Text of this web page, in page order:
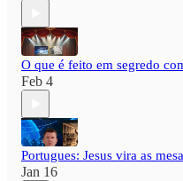
O que é feito em segredo
Feb 4
Portugues: Jesus vira as
Jan 16